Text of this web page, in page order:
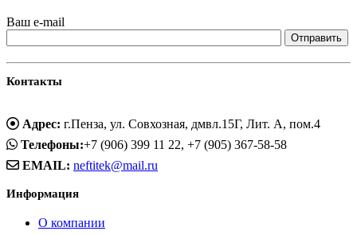
Ваш e-mail
Контакты
Адрес: г.Пенза, ул. Совхозная, дмвл.15Г, Лит. А, пом.4
Телефоны:+7 (906) 399 11 22, +7 (905) 367-58-58
EMAIL: neftitek@mail.ru
Информация
О компании